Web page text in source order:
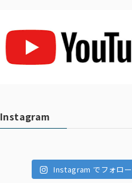
Instagram
Instagram でフォロー